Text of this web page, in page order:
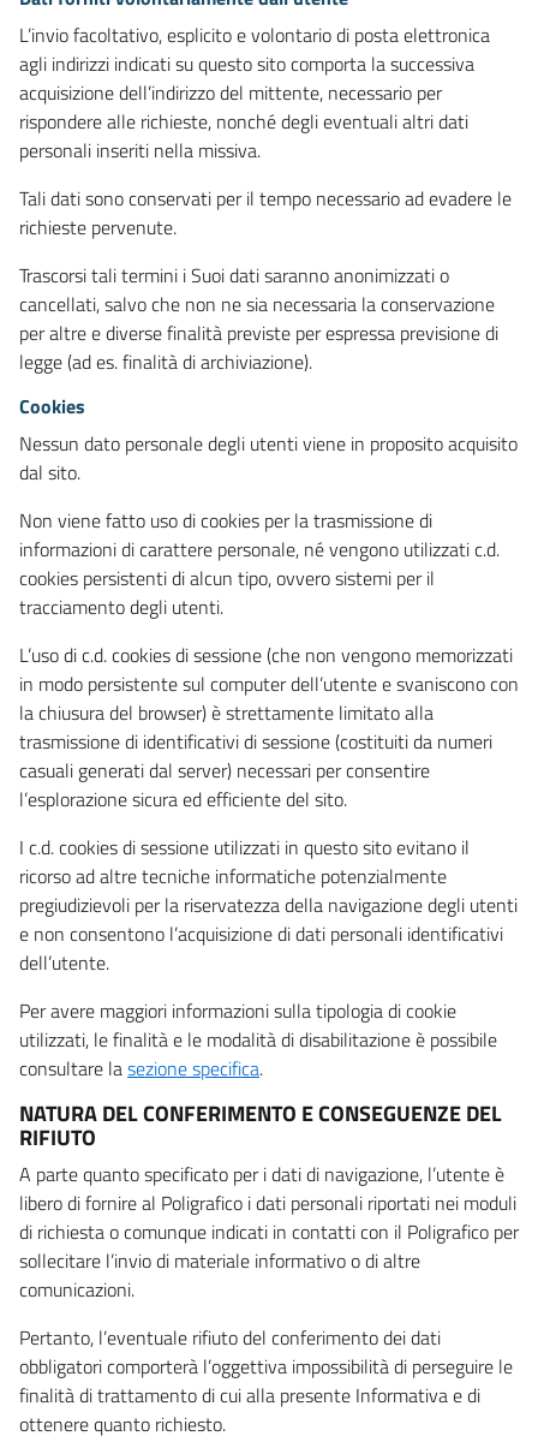
L’invio facoltativo, esplicito e volontario di posta elettronica
agli indirizzi indicati su questo sito comporta la successiva
acquisizione dell’indirizzo del mittente, necessario per
rispondere alle richieste, nonché degli eventuali altri dati
personali inseriti nella missiva.
Tali dati sono conservati per il tempo necessario ad evadere le
richieste pervenute.
Trascorsi tali termini i Suoi dati saranno anonimizzati o
cancellati, salvo che non ne sia necessaria la conservazione
per altre e diverse finalità previste per espressa previsione di
legge (ad es. finalità di archiviazione).
Cookies
Nessun dato personale degli utenti viene in proposito acquisito
dal sito.
Non viene fatto uso di cookies per la trasmissione di
informazioni di carattere personale, né vengono utilizzati c.d.
cookies persistenti di alcun tipo, ovvero sistemi per il
tracciamento degli utenti.
L’uso di c.d. cookies di sessione (che non vengono memorizzati
in modo persistente sul computer dell’utente e svaniscono con
la chiusura del browser) è strettamente limitato alla
trasmissione di identificativi di sessione (costituiti da numeri
casuali generati dal server) necessari per consentire
l’esplorazione sicura ed efficiente del sito.
I c.d. cookies di sessione utilizzati in questo sito evitano il
ricorso ad altre tecniche informatiche potenzialmente
pregiudizievoli per la riservatezza della navigazione degli utenti
e non consentono l’acquisizione di dati personali identificativi
dell’utente.
Per avere maggiori informazioni sulla tipologia di cookie
utilizzati, le finalità e le modalità di disabilitazione è possibile
consultare lasezione specifica.
NATURA DEL CONFERIMENTO E CONSEGUENZE DEL
RIFIUTO
A parte quanto specificato per i dati di navigazione, l’utente è
libero di fornire al Poligrafico i dati personali riportati nei moduli
di richiesta o comunque indicati in contatti con il Poligrafico per
sollecitare l’invio di materiale informativo o di altre
comunicazioni.
Pertanto, l’eventuale rifiuto del conferimento dei dati
obbligatori comporterà l’oggettiva impossibilità di perseguire le
finalità di trattamento di cui alla presente Informativa e di
ottenere quanto richiesto.